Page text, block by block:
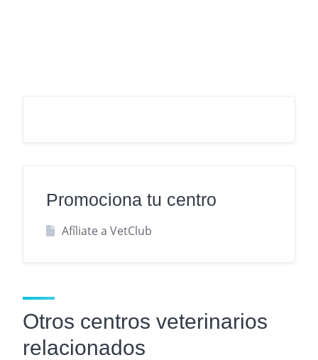
Promociona tu centro
Afíliate a VetClub
Otros centros veterinarios
relacionados